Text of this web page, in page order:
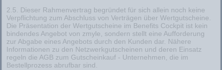
2.5. Dieser Rahmenvertrag begründet für sich allein noch keine
Verpflichtung zum Abschluss von Verträgen über Wertgutscheine.
Die Präsentation der Wertgutscheine im Benefits Cockpit ist kein
bindendes Angebot von zmyle, sondern stellt eine Aufforderung
zur Abgabe eines Angebots durch den Kunden dar. Nähere
Informationen zu den Netzwerkgutscheinen und deren Einsatz
regeln die AGB zum Gutscheinkauf - Unternehmen, die im
Bestellprozess abrufbar sind.